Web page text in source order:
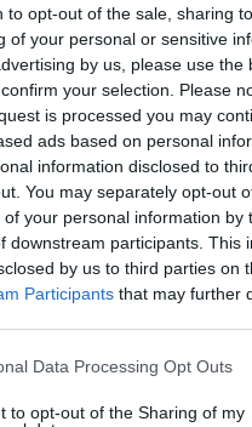
to opt-out of the sale, sharing
of your personal or sensitive
by us, please use the
your selection. Please
is processed you may
ads based on personal
information disclosed to
You may separately opt-out
of your personal information by
downstream participants. This
by us to third parties on
Participants that may further
that this website/app uses
to your visit or usage behaviour.
Data Processing Opt Outs
to opt-out of the Sharing of my
στην ΑΕΚ για Μάνταλο:
σύντομα η επιστροφή του
του Πέτρου Μάνταλου
ορθό μηριαίο του
αλλαγή στο
- Ο αρχηγός χάνει
με τον ΟΦΗ, αλλά η
σύντομα